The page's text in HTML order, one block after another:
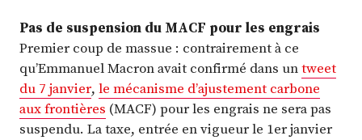
Pas de suspension du MACF pour les engrais
Premier coup de massue : contrairement à ce
qu’Emmanuel Macron avait confirmé dans untweet
du 7 janvier, le mécanisme d’ajustement carbone
aux frontières (MACF) pour les engrais ne sera pas
suspendu. La taxe, entrée en vigueur le 1er janvier